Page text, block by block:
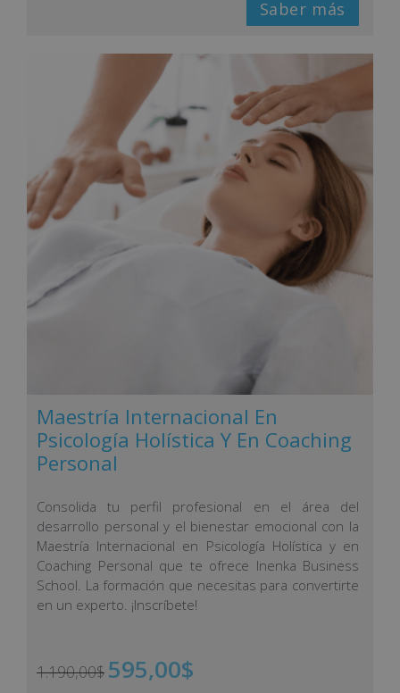
Saber más
Maestría Internacional En
Psicología Holística Y En Coaching
Personal
Consolida tu perfil profesional en el área del
desarrollo personal y el bienestar emocional con la
Maestría Internacional en Psicología Holística y en
Coaching Personal que te ofrece Inenka Business
School. La formación que necesitas para convertirte
en un experto. ¡Inscríbete!
1.190,00$ 595,00$